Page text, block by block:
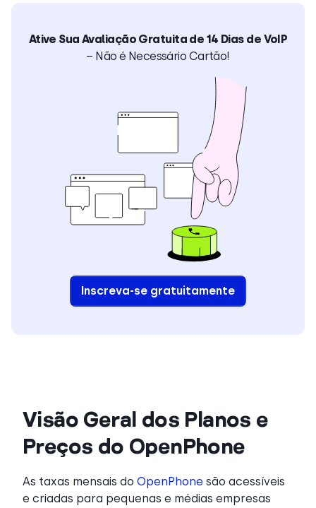
Ative Sua Avaliação Gratuita de 14 Dias de VoIP
– Não é Necessário Cartão!
Inscreva-se gratuitamente
Visão Geral dos Planos e
Preços do OpenPhone
As taxas mensais do OpenPhone são acessíveis
e criadas para pequenas e médias empresas